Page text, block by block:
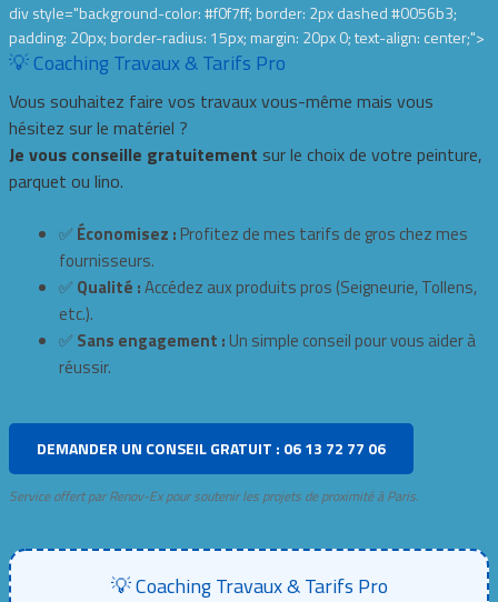
div style="background-color: #f0f7ff; border: 2px dashed #0056b3;
padding: 20px; border-radius: 15px; margin: 20px 0; text-align: center;">
💡 Coaching Travaux & Tarifs Pro
Vous souhaitez faire vos travaux vous-même mais vous
hésitez sur le matériel ?
Je vous conseille gratuitement sur le choix de votre peinture,
parquet ou lino.
✅ Économisez : Profitez de mes tarifs de gros chez mes
fournisseurs.
✅ Qualité :Accédez aux produits pros (Seigneurie, Tollens,
etc.).
✅ Sans engagement : Un simple conseil pour vous aider à
réussir.
DEMANDER UN CONSEIL GRATUIT : 06 13 72 77 06
Service offert par Renov-Ex pour soutenir les projets de proximité à Paris.
💡 Coaching Travaux & Tarifs Pro